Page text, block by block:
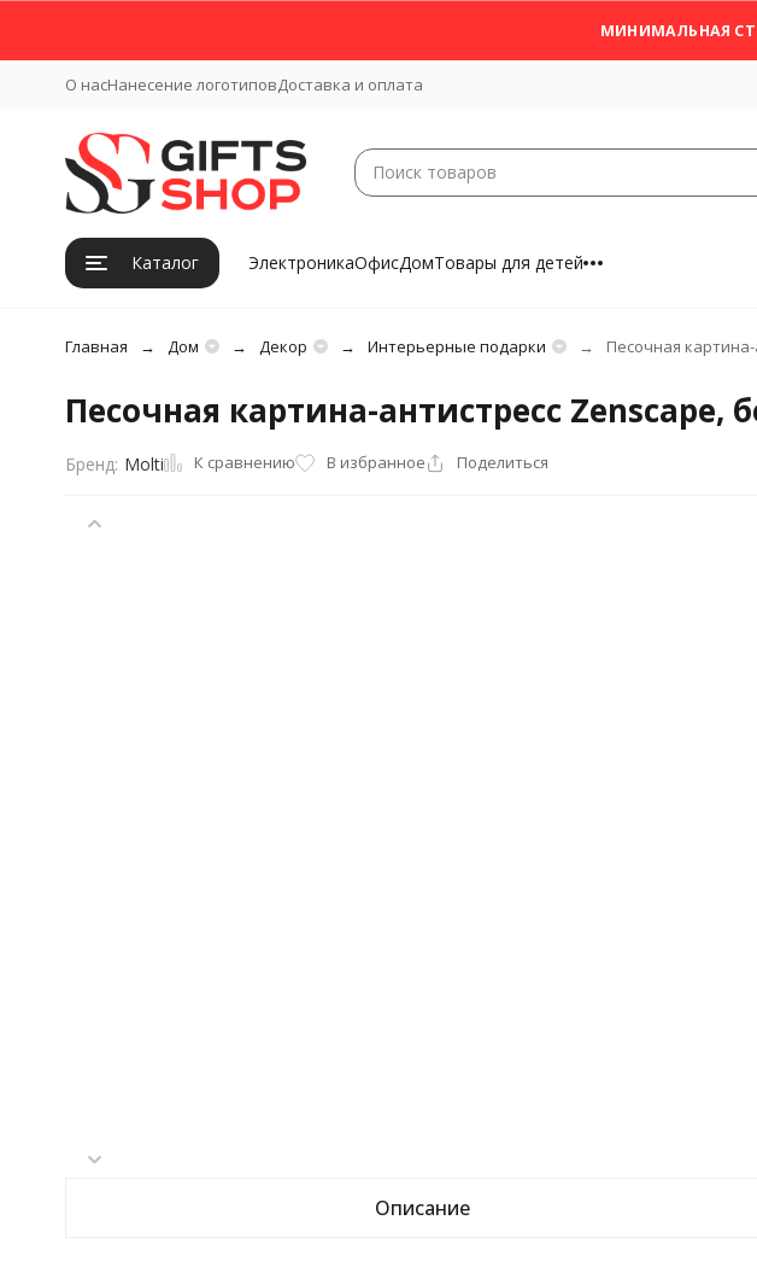
МИНИМАЛЬНАЯ
О насНанесение логотиповДоставка и оплата
Каталог ЭлектроникаОфисДомТовары для детей
Главная Дом Декор Интерьерные подарки Песочная
Песочная картина-антистресс Zenscape,
Бренд: Molti К сравнению В избранное Поделиться
Описание